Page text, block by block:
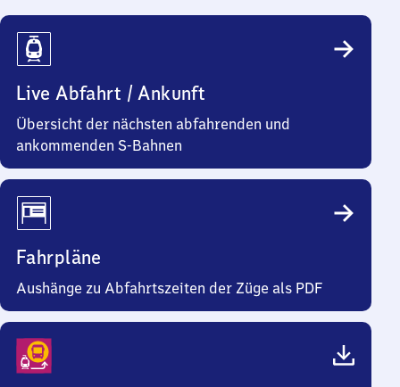
Reiseinfos
Live Abfahrt / Ankunft
Übersicht der nächsten abfahrenden und
ankommenden S-Bahnen
Fahrpläne
Aushänge zu Abfahrtszeiten der Züge als PDF